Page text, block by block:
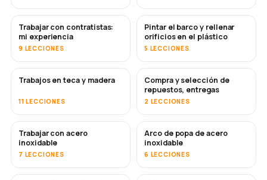
PRONTO
Trabajar con contratistas:
mi experiencia
9 LECCIONES
PRONTO
Pintar el barco y rellenar
orificios en el plástico
5 LECCIONES
Trabajos en teca y madera
11 LECCIONES
PRONTO
Compra y selección de
repuestos, entregas
2 LECCIONES
PRONTO
Trabajar con acero
inoxidable
7 LECCIONES
Arco de popa de acero
inoxidable
6 LECCIONES